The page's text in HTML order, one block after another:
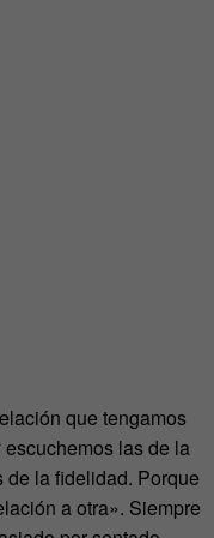
que tengamos
las de la
la fidelidad. Porque
a otra». Siempre